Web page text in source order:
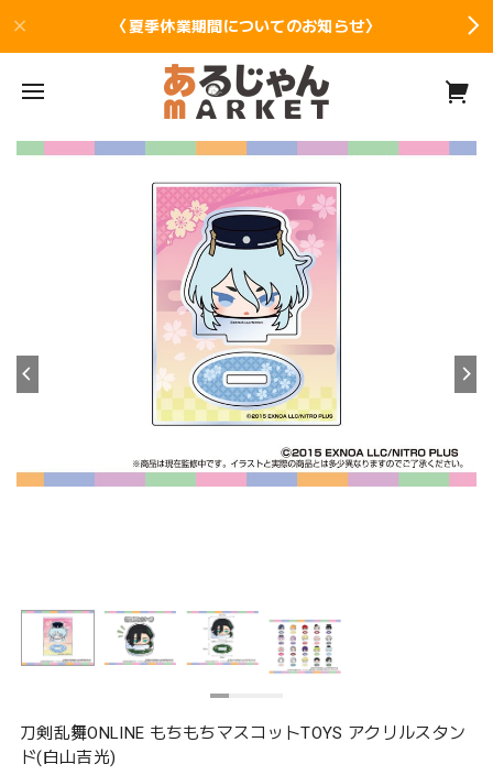
〈夏季休業期間についてのお知らせ〉
刀剣乱舞ONLINE もちもちマスコットTOYS アクリルスタン
ド(白山吉光)